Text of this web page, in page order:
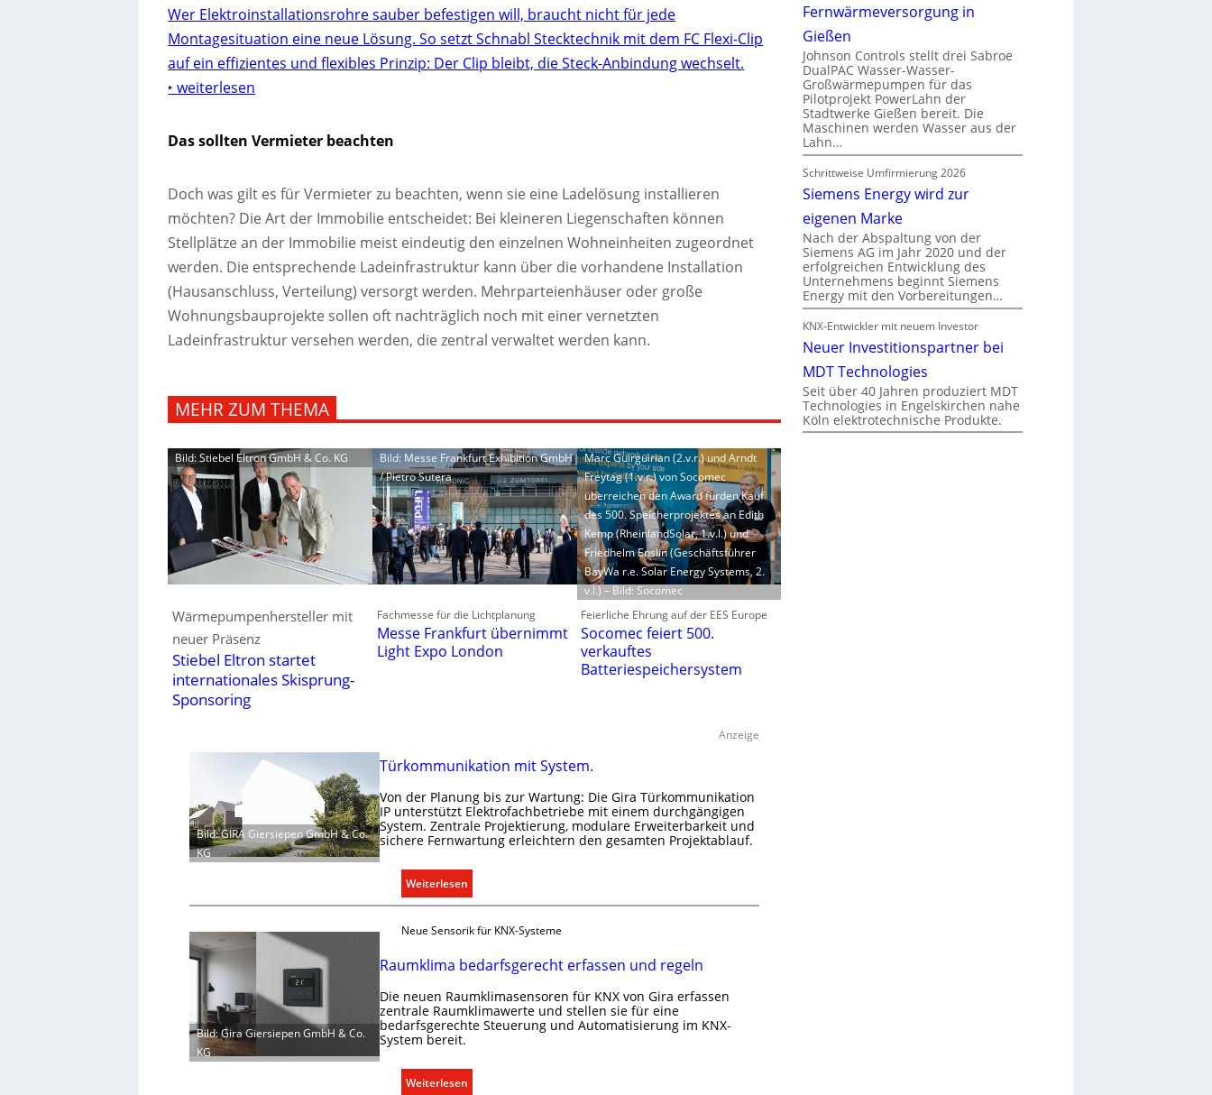
Wer Elektroinstallationsrohre sauber befestigen will, braucht nicht für jede
Montagesituation eine neue Lösung. So setzt Schnabl Stecktechnik mit dem FC Flexi-Clip
auf ein effizientes und flexibles Prinzip: Der Clip bleibt, die Steck-Anbindung wechselt.
‣ weiterlesen
Das sollten Vermieter beachten
Doch was gilt es für Vermieter zu beachten, wenn sie eine Ladelösung installieren
möchten? Die Art der Immobilie entscheidet: Bei kleineren Liegenschaften können
Stellplätze an der Immobilie meist eindeutig den einzelnen Wohneinheiten zugeordnet
werden. Die entsprechende Ladeinfrastruktur kann über die vorhandene Installation
(Hausanschluss, Verteilung) versorgt werden. Mehrparteienhäuser oder große
Wohnungsbauprojekte sollen oft nachträglich noch mit einer vernetzten
Ladeinfrastruktur versehen werden, die zentral verwaltet werden kann.
MEHR ZUM THEMA
Bild: Stiebel Eltron GmbH & Co. KG
Wärmepumpenhersteller mit
neuer Präsenz
Stiebel Eltron startet
internationales Skisprung-
Sponsoring
Bild: Messe Frankfurt Exhibition GmbH
/ Pietro Sutera
Fachmesse für die Lichtplanung
Messe Frankfurt übernimmt
Light Expo London
Marc Guirguirian (2.v.r.) und Arndt
Freytag (1.v.r.) von Socomec
überreichen den Award fürden Kauf
des 500. Speicherprojektes an Edith
Kemp (RheinlandSolar, 1.v.l.) und
Friedhelm Enslin (Geschäftsführer
BayWa r.e. Solar Energy Systems, 2.
v.l.) – Bild: Socomec
Feierliche Ehrung auf der EES Europe
Socomec feiert 500.
verkauftes
Batteriespeichersystem
Anzeige
Bild: GIRA Giersiepen GmbH & Co.
KG
Türkommunikation mit System.
Von der Planung bis zur Wartung: Die Gira Türkommunikation
IP unterstützt Elektrofachbetriebe mit einem durchgängigen
System. Zentrale Projektierung, modulare Erweiterbarkeit und
sichere Fernwartung erleichtern den gesamten Projektablauf.
Weiterlesen:
T
r
m
m
u
i
k
Bild: Gira Giersiepen GmbH & Co.
KG
Neue Sensorik für KNX-Systeme
Raumklima bedarfsgerecht erfassen und regeln
Die neuen Raumklimasensoren für KNX von Gira erfassen
zentrale Raumklimawerte und stellen sie für eine
bedarfsgerechte Steuerung und Automatisierung im KNX-
System bereit.
Weiterlesen:
Fernwärmeversorgung in
Gießen
Johnson Controls stellt drei Sabroe
DualPAC Wasser-Wasser-
Großwärmepumpen für das
Pilotprojekt PowerLahn der
Stadtwerke Gießen bereit. Die
Maschinen werden Wasser aus der
Lahn…
Schrittweise Umfirmierung 2026
Siemens Energy wird zur
eigenen Marke
Nach der Abspaltung von der
Siemens AG im Jahr 2020 und der
erfolgreichen Entwicklung des
Unternehmens beginnt Siemens
Energy mit den Vorbereitungen…
KNX-Entwickler mit neuem Investor
Neuer Investitionspartner bei
MDT Technologies
Seit über 40 Jahren produziert MDT
Technologies in Engelskirchen nahe
Köln elektrotechnische Produkte.